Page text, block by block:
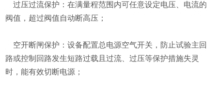
过压过流保护：在满量程范围内可任意设定电压、电流的
阀值，超过阀值自动断高压；
空开断闸保护：设备配置总电源空气开关，防止试验主回
路或控制回路发生短路过载且过流、过压等保护措施失灵
时，能有效切断电源；